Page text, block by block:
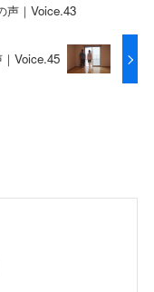
声｜Voice.43
Voice.45